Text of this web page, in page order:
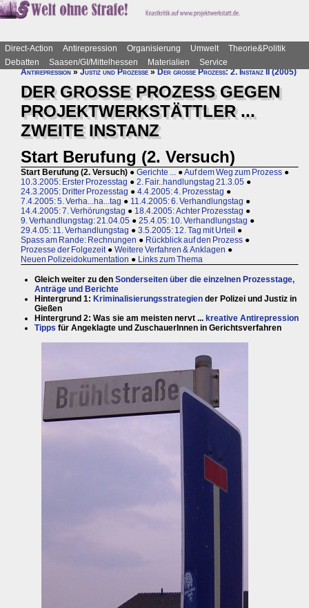
Direct-Action Antirepression Organisierung Umwelt
Theorie&Politik
Debatten
Saasen/GI/Mittelhessen Materialien
Service
Antirepression»Justiz und Prozesse»Der große Prozess: 2. Instanz II (2005)
DER GROSSE PROZESS GEGEN
PROJEKTWERKSTÄTTLER ...
ZWEITE INSTANZ
Start Berufung (2. Versuch)
Start Berufung (2. Versuch) ● Gerichte ... ●Auf dem Weg zum Prozess ●
10.3.2005: Erster Prozesstag ● 2. Fair..handlungstag 21.3.05 ●
24.3.2005: Dritter Prozesstag ● 4.4.2005: 4. Prozesstag ●
7.4.2005: 5. Verha...ha...tag ● 11.4.2005: 6. Verhandlungstag ●
14.4.2005: 7. Verhörungstag ● 18.4.2005: Achter Prozesstag ●
9. Verhandlungstag: 21.04.05 ● 25.4.05: 10. Verhandlungstag ●
29.4.05: 11. Verhandlungstag ● 3.5.2005: 12. Tag mit Urteil ●
Spass am Rande: Rechnungen ● Rückblick auf den Prozess ●
Prozesse der Folgezeit ● Weitere Verfahren & Anklagen ●
Neuen Polizeidokumentation ● Links zum Thema
Gleich weiter zu den Sonderseiten über die einzelnen Prozesstage,
Anträge und Berichte
Hintergrund 1: Kriminalisierungsstrategien der Polizei und Justiz in
Gießen
Hintergrund 2: Was sie am meisten nervt ... kreative Antirepression
Tipps für Angeklagte und ZuschauerInnen in Gerichtsverfahren